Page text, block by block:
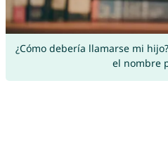
¿Cómo debería llamarse mi
el nombre